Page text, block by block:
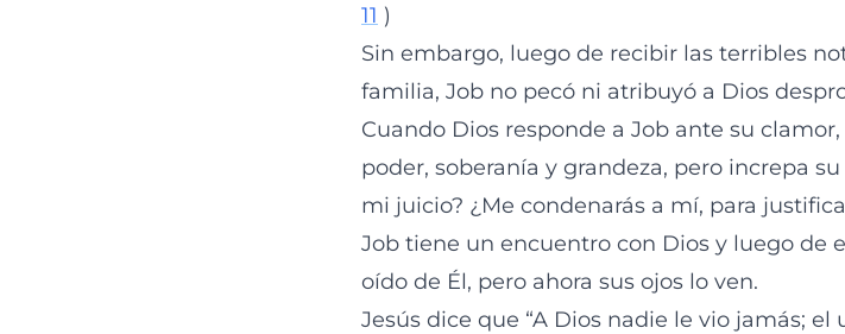
11 )
Sin embargo, luego de recibir las terribles
familia, Job no pecó ni atribuyó a Dios
Cuando Dios responde a Job ante su
poder, soberanía y grandeza, pero increpa
mi juicio? ¿Me condenarás a mí, para
Job tiene un encuentro con Dios y luego de
oído de Él, pero ahora sus ojos lo ven.
Jesús dice que “A Dios nadie le vio jamás;